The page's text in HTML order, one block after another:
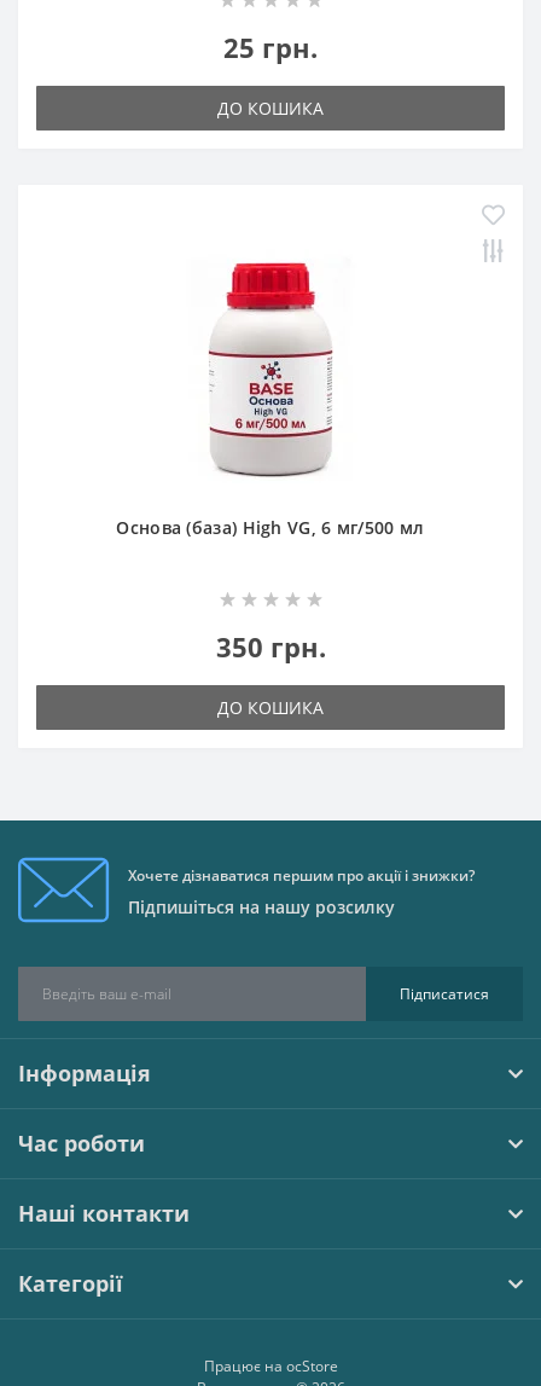
25 грн.
ДО КОШИКА
Основа (база) High VG, 6 мг/500 мл
350 грн.
ДО КОШИКА
Хочете дізнаватися першим про акції і знижки?
Підпишіться на нашу розсилку
Підписатися
Інформація
Час роботи
Наші контакти
Категорії
Працює на ocStore